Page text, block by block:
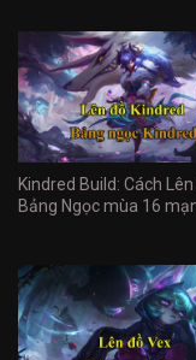
Kindred Build: Cách
Bảng Ngọc mùa 16